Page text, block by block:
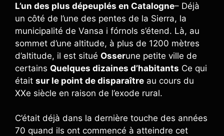
L’un des plus dépeuplés en Catalogne– Déjà
un côté de l’une des pentes de la Sierra, la
municipalité de Vansa i fórnols s’étend. Là, au
sommet d’une altitude, à plus de 1200 mètres
d’altitude, il est situé Osserune petite ville de
certains Quelques dizaines d’habitants Ce qui
était sur le point de disparaître au cours du
XXe siècle en raison de l’exode rural.
C’était déjà dans la dernière touche des années
70 quand ils ont commencé à atteindre cet